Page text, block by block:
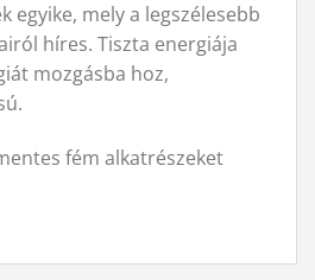
egyike, mely a legszélesebb
híres. Tiszta energiája
mozgásba hoz,
fém alkatrészeket